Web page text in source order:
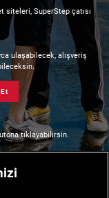
siteleri, SuperStep çatısı
ulaşabilecek, alışveriş
tıklayabilirsin.